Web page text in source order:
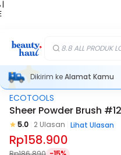
|
8.8 ALL PRODUK
Dikirim keAlamat Kamu
ECOTOOLS
Sheer Powder Brush
5.0 2 Ulasan Lihat Ulasan
Rp158.900